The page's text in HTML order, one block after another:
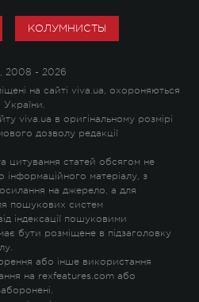
КОЛУМНИСТЫ
2008 - 2026
на сайті viva.ua, охороняються
України.
viva.ua в оригінальному розмірі
дозволу редакції
цитування статей обсягом не
інформаційного матеріалу, з
на джерело, а для
пошукових систем
індексації пошуковими
бути розміщене в підзаголовку
або інше використання
на rexfeatures.com або